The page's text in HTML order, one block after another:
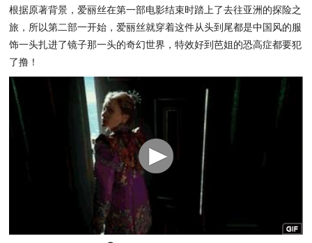
根据原著背景，爱丽丝在第一部电影结束时踏上了去往亚洲的探险之
旅，所以第二部一开始，爱丽丝就穿着这件从头到尾都是中国风的服
饰一头扎进了镜子那一头的奇幻世界，特效好到芭姐的恐高症都要犯
了撸！